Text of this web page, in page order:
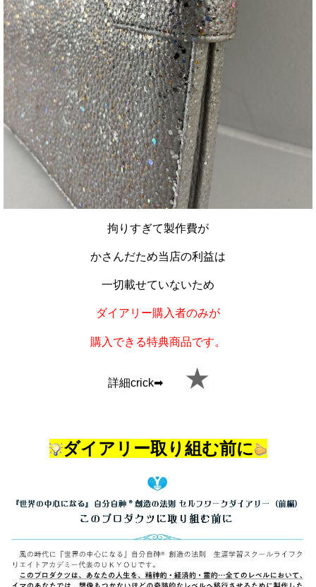
拘りすぎて製作費が
かさんだため当店の利益は
一切載せていないため
ダイアリー購入者のみが
購入できる特典商品です。
詳細crick➡ ★
ダイアリー取り組む前に